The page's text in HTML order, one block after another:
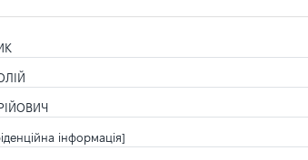
інформація]